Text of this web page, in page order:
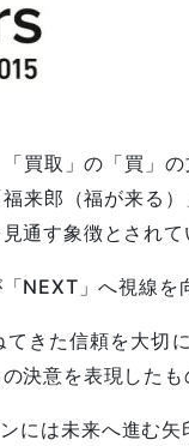
買取」の「買」
来郎（福が来る
通す象徴とされて
NEXT」へ視線を
てきた信頼を大切
決意を表現したも
には未来へ進む